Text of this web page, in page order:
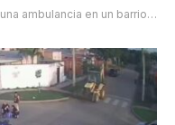
en un barrio capitalino